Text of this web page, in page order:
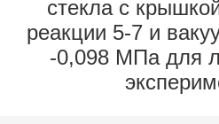
КАЧЕСТВА
СВЯЖИТЕСЬ
стекла с
реакции 5-7 и
-0,098 МПа для